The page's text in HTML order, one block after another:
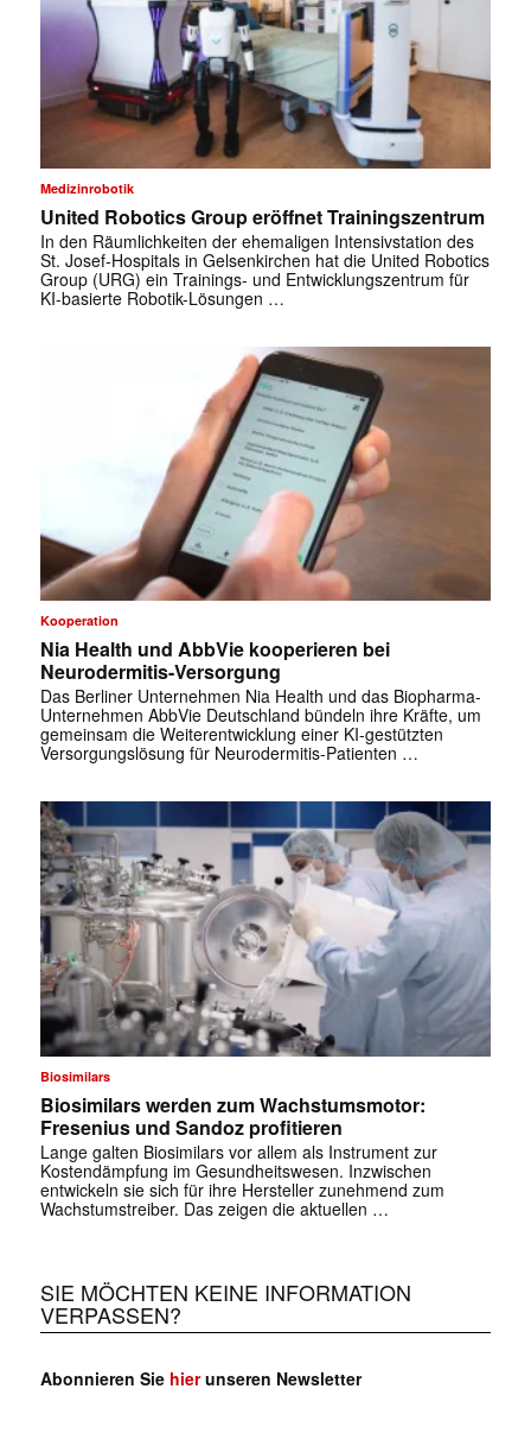
Medizinrobotik
United Robotics Group eröffnet Trainingszentrum
In den Räumlichkeiten der ehemaligen Intensivstation des
St. Josef-Hospitals in Gelsenkirchen hat die United Robotics
Group (URG) ein Trainings- und Entwicklungszentrum für
KI-basierte Robotik-Lösungen …
Kooperation
Nia Health und AbbVie kooperieren bei
Neurodermitis-Versorgung
Das Berliner Unternehmen Nia Health und das Biopharma-
Unternehmen AbbVie Deutschland bündeln ihre Kräfte, um
gemeinsam die Weiterentwicklung einer KI-gestützten
Versorgungslösung für Neurodermitis-Patienten …
Biosimilars
Biosimilars werden zum Wachstumsmotor:
Fresenius und Sandoz profitieren
Lange galten Biosimilars vor allem als Instrument zur
Kostendämpfung im Gesundheitswesen. Inzwischen
entwickeln sie sich für ihre Hersteller zunehmend zum
Wachstumstreiber. Das zeigen die aktuellen …
SIE MÖCHTEN KEINE INFORMATION
VERPASSEN?
Abonnieren Sie hierunseren Newsletter